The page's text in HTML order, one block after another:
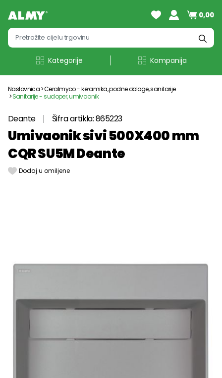
0,00
Kategorije Kompanija
Naslovnica Ceralmyco - keramika, podne obloge, sanitarije
Sanitarije - sudoper, umivaonik
Deante Šifra artikla: 865223
Umivaonik sivi 500X400 mm
CQR SU5M Deante
Dodaj u omiljene